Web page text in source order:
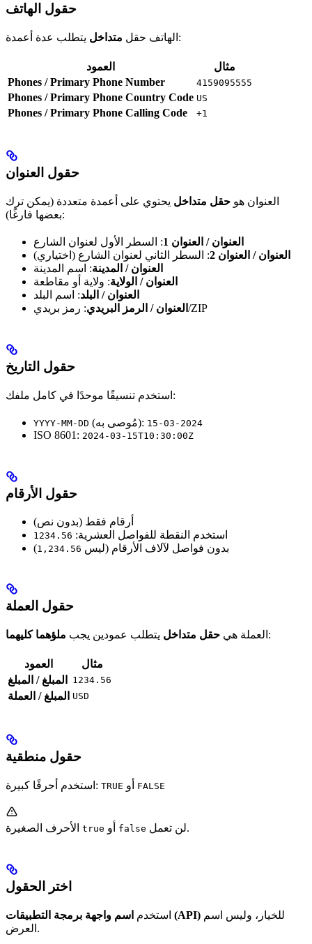
حقول الهاتف
الهاتف حقل متداخل يتطلب عدة أعمدة:
العمود
مثال
Phones / Primary Phone Number
4159095555
Phones / Primary Phone Country Code US
Phones / Primary Phone Calling Code +1
حقول العنوان
العنوان هو حقل متداخل يحتوي على أعمدة متعددة (يمكن ترك
بعضها فارغًا):
العنوان / العنوان 1
: السطر الأول لعنوان الشارع
العنوان / العنوان 2
: السطر الثاني لعنوان الشارع (اختياري)
العنوان / المدينة: اسم المدينة
العنوان / الولاية: ولاية أو مقاطعة
العنوان / البلد: اسم البلد
العنوان / الرمز البريدي : رمز بريدي/ZIP
حقول التاريخ
استخدم تنسيقًا موحدًا في كامل ملفك:
YYYY-MM-DD (مُوصى به): 2024-03-15
ISO 8601: 2024-03-15T10:30:00Z
حقول الأرقام
أرقام فقط (بدون نص)
استخدم النقطة للفواصل العشرية: 1234.56
بدون فواصل لآلاف الأرقام (ليس 1,234.56
)
حقول العملة
العملة هي حقل متداخل يتطلب عمودين يجب ملؤهما كليهما :
العمود
مثال
المبلغ / المبلغ
1234.56
المبلغ / العملة USD
حقول منطقية
استخدم أحرفًا كبيرة: TRUE FALSE
true false لن تعمل.
اختر الحقول
استخدم اسم واجهة برمجة التطبيقات (API)
العرض.